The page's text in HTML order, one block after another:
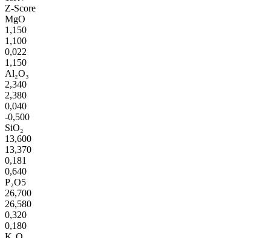
Z-Score
MgO
1,150
1,100
0,022
1,150
Al₂O₃
2,340
2,380
0,040
-0,500
SiO₂
13,600
13,370
0,181
0,640
P₂O5
26,700
26,580
0,320
0,180